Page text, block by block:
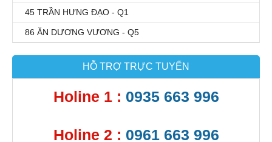
45 TRẦN HƯNG ĐẠO - Q1
86 ĂN DƯƠNG VƯƠNG - Q5
HỖ TRỢ TRỰC TUYẾN
Holine 1 : 0935 663 996
Holine 2 : 0961 663 996